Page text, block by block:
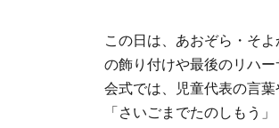
この日は、あおぞら・そ
の飾り付けや最後のリハ
会式では、児童代表の言
「さいごまでたのしもう